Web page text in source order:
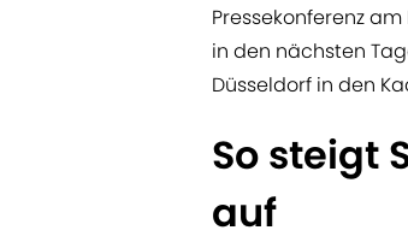
Pressekonferenz
in den nächsten
Düsseldorf in den
So steigt
auf